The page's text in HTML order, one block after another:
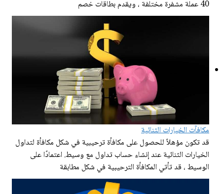
40 عملة مشفرة مختلفة ، ويقدم بطاقات خصم
مكافآت الخيارات الثنائية
قد تكون مؤهلاً للحصول على مكافأة ترحيبية في شكل مكافأة لتداول
الخيارات الثنائية عند إنشاء حساب تداول مع وسيط. اعتمادًا على
الوسيط ، قد تأتي المكافأة الترحيبية في شكل مطابقة